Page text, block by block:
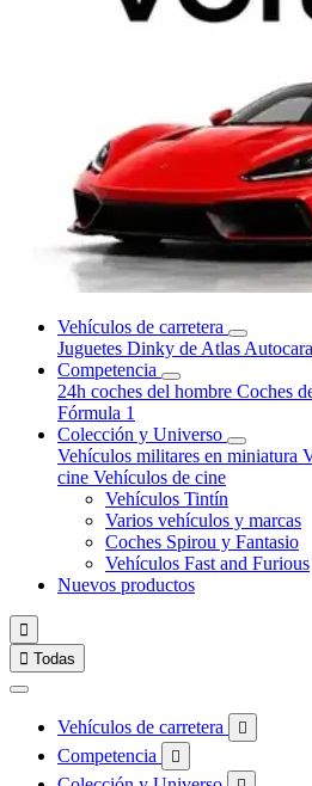
Vehículos de carretera
Juguetes Dinky de Atlas
Competencia
24h coches del hombre Coches
Fórmula 1
Colección y Universo
Vehículos militares en miniatura
cine Vehículos de cine
Vehículos Tintín
Varios vehículos y marcas
Coches Spirou y Fantasio
Vehículos Fast and Furious
Nuevos productos

 Todas
Vehículos de carretera 
Competencia 